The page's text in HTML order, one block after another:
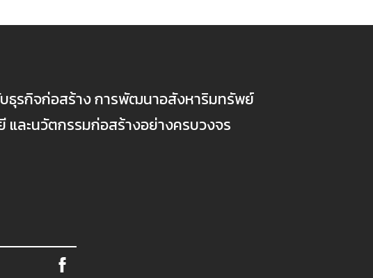
บธุรกิจก่อสร้าง การพัฒนาอสังหาริมทรัพย์
ละนวัตกรรมก่อสร้างอย่างครบวงจร